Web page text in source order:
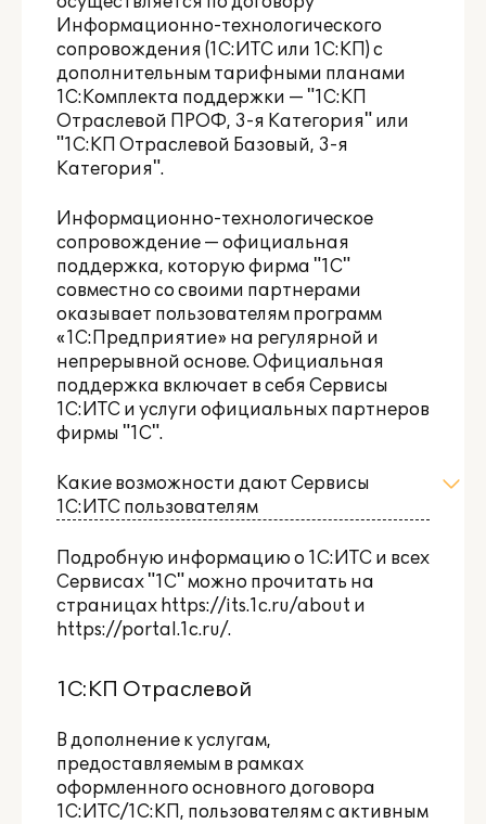
Информационно-технологического
сопровождения (1С:ИТС или 1С:КП) с
дополнительным тарифными планами
1С:Комплекта поддержки — "1С:КП
Отраслевой ПРОФ, 3-я Категория" или
"1С:КП Отраслевой Базовый, 3-я
Категория".
Информационно-технологическое
сопровождение — официальная
поддержка, которую фирма "1С"
совместно со своими партнерами
оказывает пользователям программ
«1С:Предприятие» на регулярной и
непрерывной основе. Официальная
поддержка включает в себя Сервисы
1С:ИТС и услуги официальных партнеров
фирмы "1С".
Какие возможности дают Сервисы
1С:ИТС пользователям
Подробную информацию о 1С:ИТС и всех
Сервисах "1С" можно прочитать на
страницах https://its.1c.ru/about и
https://portal.1c.ru/.
1С:КП Отраслевой
В дополнение к услугам,
предоставляемым в рамках
оформленного основного договора
1С:ИТС/1С:КП, пользователям с активным